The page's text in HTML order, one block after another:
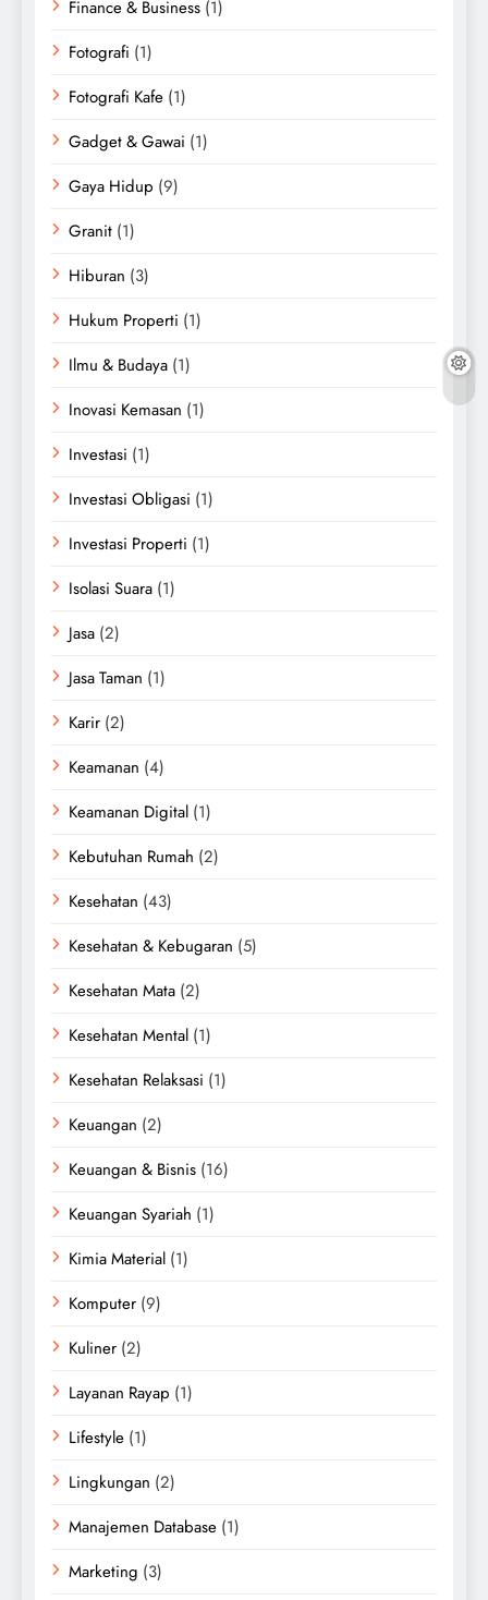
Finance & Business (1)
Fotografi (1)
Fotografi Kafe (1)
Gadget & Gawai (1)
Gaya Hidup (9)
Granit (1)
Hiburan (3)
Hukum Properti (1)
Ilmu & Budaya (1)
Inovasi Kemasan (1)
Investasi (1)
Investasi Obligasi (1)
Investasi Properti (1)
Isolasi Suara (1)
Jasa (2)
Jasa Taman (1)
Karir (2)
Keamanan (4)
Keamanan Digital (1)
Kebutuhan Rumah (2)
Kesehatan (43)
Kesehatan & Kebugaran (5)
Kesehatan Mata (2)
Kesehatan Mental (1)
Kesehatan Relaksasi (1)
Keuangan (2)
Keuangan & Bisnis (16)
Keuangan Syariah (1)
Kimia Material (1)
Komputer (9)
Kuliner (2)
Layanan Rayap (1)
Lifestyle (1)
Lingkungan (2)
Manajemen Database (1)
Marketing (3)